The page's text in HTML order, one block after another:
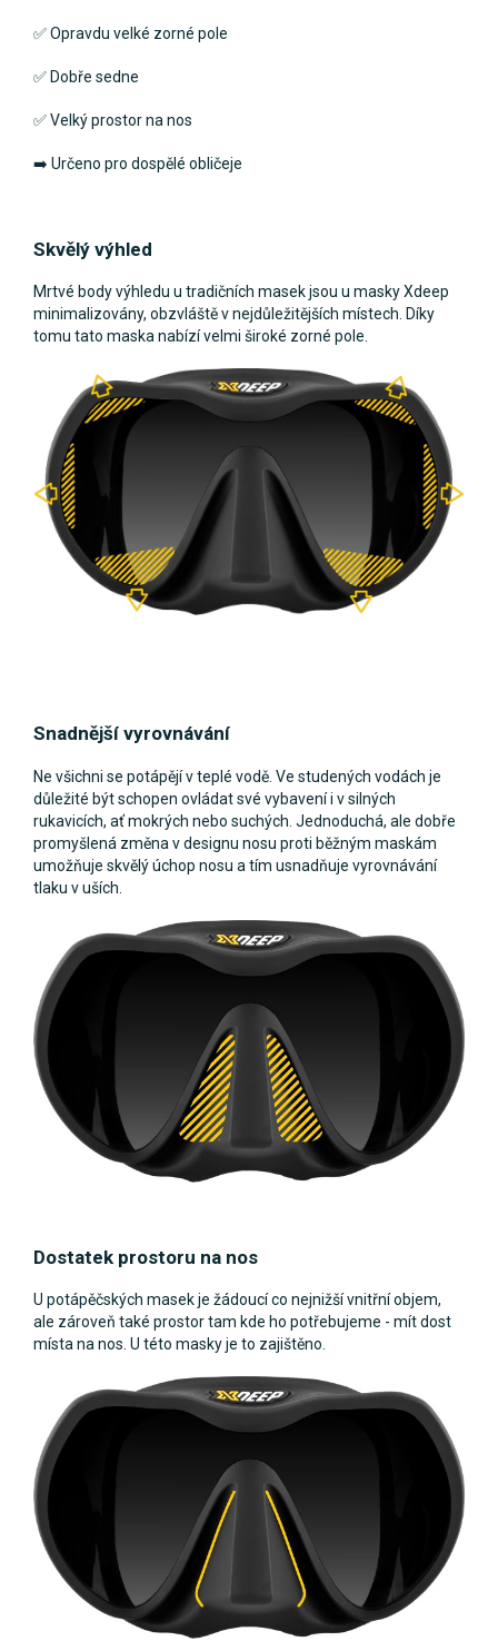
✅ Opravdu velké zorné pole
✅ Dobře sedne
✅ Velký prostor na nos
➡️ Určeno pro dospělé obličeje
Skvělý výhled
Mrtvé body výhledu u tradičních masek jsou u masky Xdeep
minimalizovány, obzvláště v nejdůležitějších místech. Díky
tomu tato maska nabízí velmi široké zorné pole.
Snadnější vyrovnávání
Ne všichni se potápějí v teplé vodě. Ve studených vodách je
důležité být schopen ovládat své vybavení i v silných
rukavicích, ať mokrých nebo suchých. Jednoduchá, ale dobře
promyšlená změna v designu nosu proti běžným maskám
umožňuje skvělý úchop nosu a tím usnadňuje vyrovnávání
tlaku v uších.
Dostatek prostoru na nos
U potápěčských masek je žádoucí co nejnižší vnitřní objem,
ale zároveň také prostor tam kde ho potřebujeme - mít dost
místa na nos. U této masky je to zajištěno.